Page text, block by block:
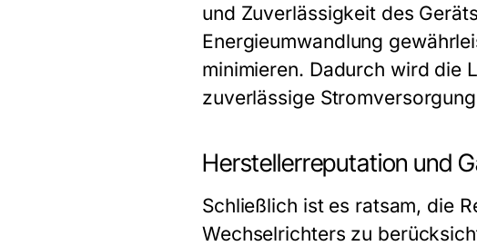
und Zuverlässigkeit des
Energieumwandlung
minimieren. Dadurch wird die
zuverlässige
Herstellerreputation und
Schließlich ist es ratsam, die
Wechselrichters zu